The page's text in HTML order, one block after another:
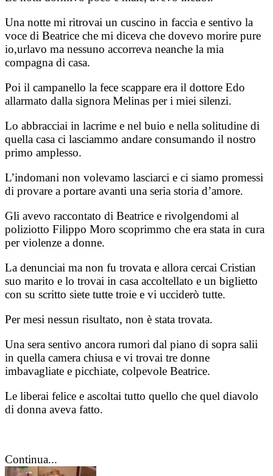
Una notte mi ritrovai un cuscino in faccia e sentivo la
voce di Beatrice che mi diceva che dovevo morire pure
io,urlavo ma nessuno accorreva neanche la mia
compagna di casa.
Poi il campanello la fece scappare era il dottore Edo
allarmato dalla signora Melinas per i miei silenzi.
Lo abbracciai in lacrime e nel buio e nella solitudine di
quella casa ci lasciammo andare consumando il nostro
primo amplesso.
L’indomani non volevamo lasciarci e ci siamo promessi
di provare a portare avanti una seria storia d’amore.
Gli avevo raccontato di Beatrice e rivolgendomi al
poliziotto Filippo Moro scoprimmo che era stata in cura
per violenze a donne.
La denunciai ma non fu trovata e allora cercai Cristian
suo marito e lo trovai in casa accoltellato e un biglietto
con su scritto siete tutte troie e vi ucciderò tutte.
Per mesi nessun risultato, non è stata trovata.
Una sera sentivo ancora rumori dal piano di sopra salii
in quella camera chiusa e vi trovai tre donne
imbavagliate e picchiate, colpevole Beatrice.
Le liberai felice e ascoltai tutto quello che quel diavolo
di donna aveva fatto.
Continua...